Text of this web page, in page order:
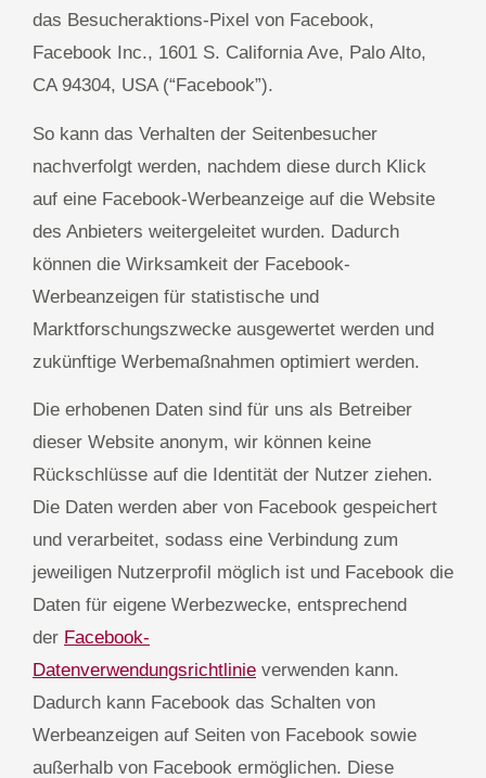
das Besucheraktions-Pixel von Facebook,
Facebook Inc., 1601 S. California Ave, Palo Alto,
CA 94304, USA (“Facebook”).
So kann das Verhalten der Seitenbesucher
nachverfolgt werden, nachdem diese durch Klick
auf eine Facebook-Werbeanzeige auf die Website
des Anbieters weitergeleitet wurden. Dadurch
können die Wirksamkeit der Facebook-
Werbeanzeigen für statistische und
Marktforschungszwecke ausgewertet werden und
zukünftige Werbemaßnahmen optimiert werden.
Die erhobenen Daten sind für uns als Betreiber
dieser Website anonym, wir können keine
Rückschlüsse auf die Identität der Nutzer ziehen.
Die Daten werden aber von Facebook gespeichert
und verarbeitet, sodass eine Verbindung zum
jeweiligen Nutzerprofil möglich ist und Facebook die
Daten für eigene Werbezwecke, entsprechend
der Facebook-
Datenverwendungsrichtlinie verwenden kann.
Dadurch kann Facebook das Schalten von
Werbeanzeigen auf Seiten von Facebook sowie
außerhalb von Facebook ermöglichen. Diese